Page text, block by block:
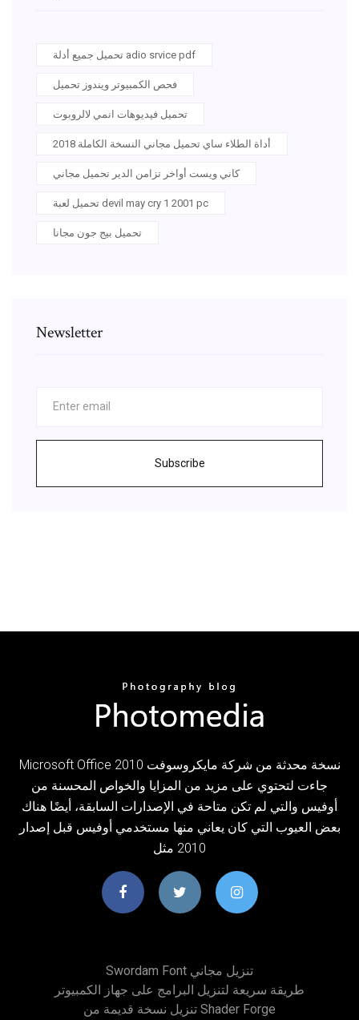
تحميل جميع أدلة adio srvice pdf
فحص الكمبيوتر ويندوز تحميل
تحميل فيديوهات انمي لالروبوت
أداة الطلاء ساي تحميل مجاني النسخة الكاملة 2018
كاني ويست أواخر تزامن الدير تحميل مجاني
تحميل لعبة devil may cry 1 2001 pc
تحميل بيج جون مجانا
Newsletter
Subscribe
Microsoft Office 2010 نسخة محدثة من شركة مايكروسوفت
جاءت لتحتوي على مزيد من المزايا والخواص المحسنة من
أوفيس والتي لم تكن متاحة في الإصدارات السابقة، أيضًا هناك
بعض العيوب التي كان يعاني منها مستخدمي أوفيس قبل إصدار
2010 مثل
Swordam Font تنزيل مجاني
طريقة سريعة لتنزيل البرامج على جهاز الكمبيوتر
تنزيل نسخة قديمة من Shader Forge